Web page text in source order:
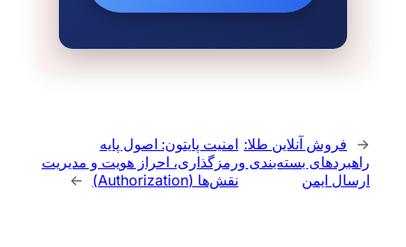
← فروش آنلاین طلا:
راهبردهای بسته‌بندی و
ارسال ایمن
امنیت پایتون: اصول پایه
رمزگذاری، احراز هویت و مدیریت
نقش‌ها (Authorization)
→